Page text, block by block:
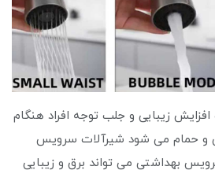
زیبایی و جلب توجه افراد هنگام
و حمام می شود شیرآلات سرویس
بهداشتی می تواند برق و زیبایی